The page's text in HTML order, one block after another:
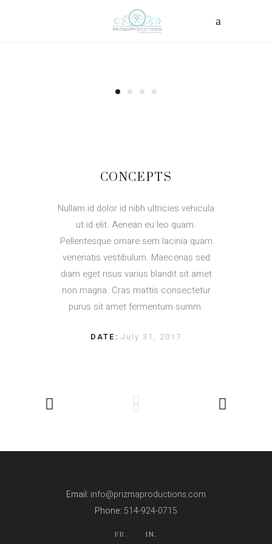
CONCEPTS
Nullam id dolor id nibh ultricies vehicula
ut id elit. Aenean eu leo quam.
Pellentesque ornare sem lacinia quam
venenatis vestibulum. Maecenas sed
diam eget risus varius blandit sit amet
non magna. Cras mattis consectetur
purus sit amet fermentum summ.
DATE: July 31, 2017
Email: info@prizmaproductions.com
Phone: 514-924-0715
FB. IN.